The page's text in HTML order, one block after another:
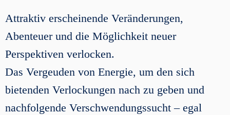
Attraktiv erscheinende Veränderungen,
Abenteuer und die Möglichkeit neuer
Perspektiven verlocken.
Das Vergeuden von Energie, um den sich
bietenden Verlockungen nach zu geben und
nachfolgende Verschwendungssucht – egal